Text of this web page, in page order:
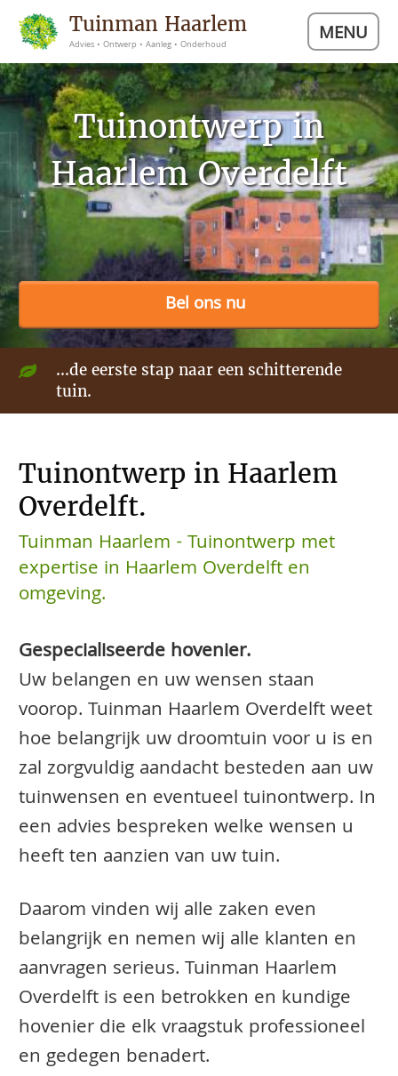
Tuinman Haarlem
Advies • Ontwerp • Aanleg • Onderhoud MENU
Tuinontwerp in
Haarlem Overdelft
Bel ons nu
...de eerste stap naar een schitterende
tuin.
Tuinontwerp in Haarlem
Overdelft.
Tuinman Haarlem - Tuinontwerp met
expertise in Haarlem Overdelft en
omgeving.
Gespecialiseerde hovenier.
Uw belangen en uw wensen staan
voorop. Tuinman Haarlem Overdelft weet
hoe belangrijk uw droomtuin voor u is en
zal zorgvuldig aandacht besteden aan uw
tuinwensen en eventueel tuinontwerp. In
een advies bespreken welke wensen u
heeft ten aanzien van uw tuin.
Daarom vinden wij alle zaken even
belangrijk en nemen wij alle klanten en
aanvragen serieus. Tuinman Haarlem
Overdelft is een betrokken en kundige
hovenier die elk vraagstuk professioneel
en gedegen benadert.